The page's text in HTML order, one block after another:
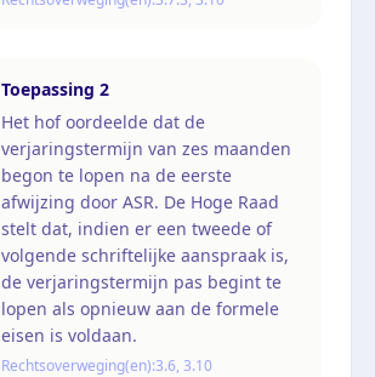
Toepassing 2
Het hof oordeelde dat de
verjaringstermijn van zes maanden
begon te lopen na de eerste
afwijzing door ASR. De Hoge Raad
stelt dat, indien er een tweede of
volgende schriftelijke aanspraak is,
de verjaringstermijn pas begint te
lopen als opnieuw aan de formele
eisen is voldaan.
Rechtsoverweging(en):3.6, 3.10